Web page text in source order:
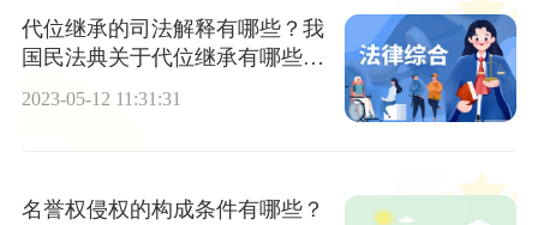
代位继承的司法解释有哪些？我
国民法典关于代位继承有哪些规
定？
2023-05-12 11:31:31
名誉权侵权的构成条件有哪些？